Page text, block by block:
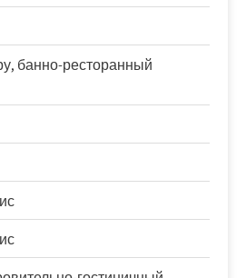
банно-ресторанный